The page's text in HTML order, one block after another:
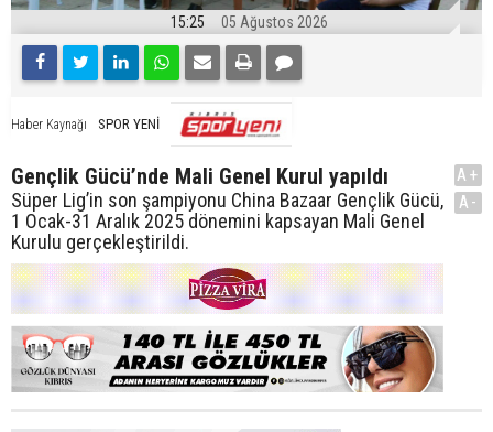
15:25 05 Ağustos 2026
Haber Kaynağı SPOR YENİ
Gençlik Gücü’nde Mali Genel Kurul yapıldı
Süper Lig’in son şampiyonu China Bazaar Gençlik Gücü,
1 Ocak-31 Aralık 2025 dönemini kapsayan Mali Genel
Kurulu gerçekleştirildi.
A+
A-